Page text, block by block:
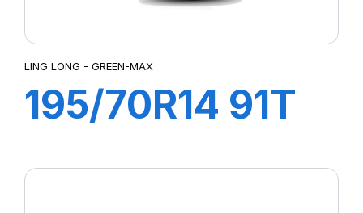
LING LONG - GREEN-MAX
195/70R14 91T